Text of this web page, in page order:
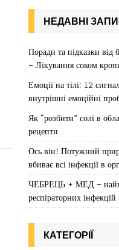
НЕДАВНІ
Поради та підказки від
– Лікування соком
Емоції на тілі: 12
внутрішні емоційні
Як “розбити” солі в
рецепти
Ось він! Потужний
вбиває всі інфекції в
ЧЕБРЕЦЬ + МЕД –
респіраторних
КАТЕГОРІЇ